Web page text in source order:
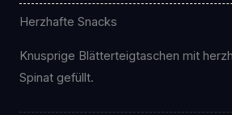
Herzhafte Snacks
Knusprige Blätterteigtaschen mit
Spinat gefüllt.